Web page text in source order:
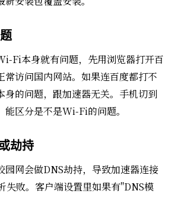
Fi本身就有问题，先用浏览器打开百
常访问国内网站。如果连百度都打不
身的问题，跟加速器无关。手机切到
区分是不是Wi-Fi的问题。
劫持
园网会做DNS劫持，导致加速器连接
失败。客户端设置里如果有"DNS模